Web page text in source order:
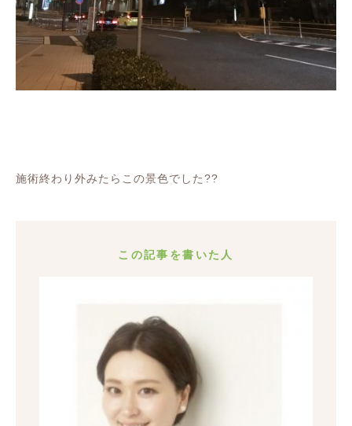
施術終わり外みたらこの景色でした??
この記事を書いた人